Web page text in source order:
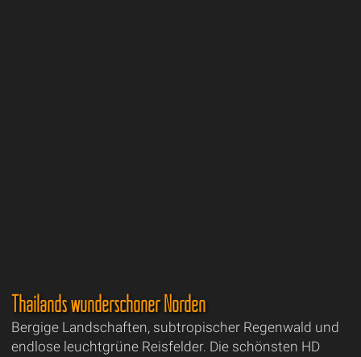
Thailands wunderschöner Norden
Bergige Landschaften, subtropischer Regenwald und
endlose leuchtgrüne Reisfelder. Die schönsten HD